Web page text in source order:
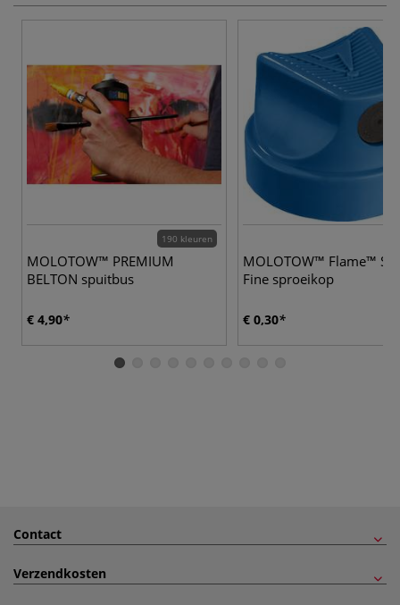
190 kleuren
MOLOTOW™ PREMIUM
BELTON spuitbus
€ 4,90
MOLOTOW™ Flame™
Fine sproeikop
€ 0,30
Contact
Verzendkosten